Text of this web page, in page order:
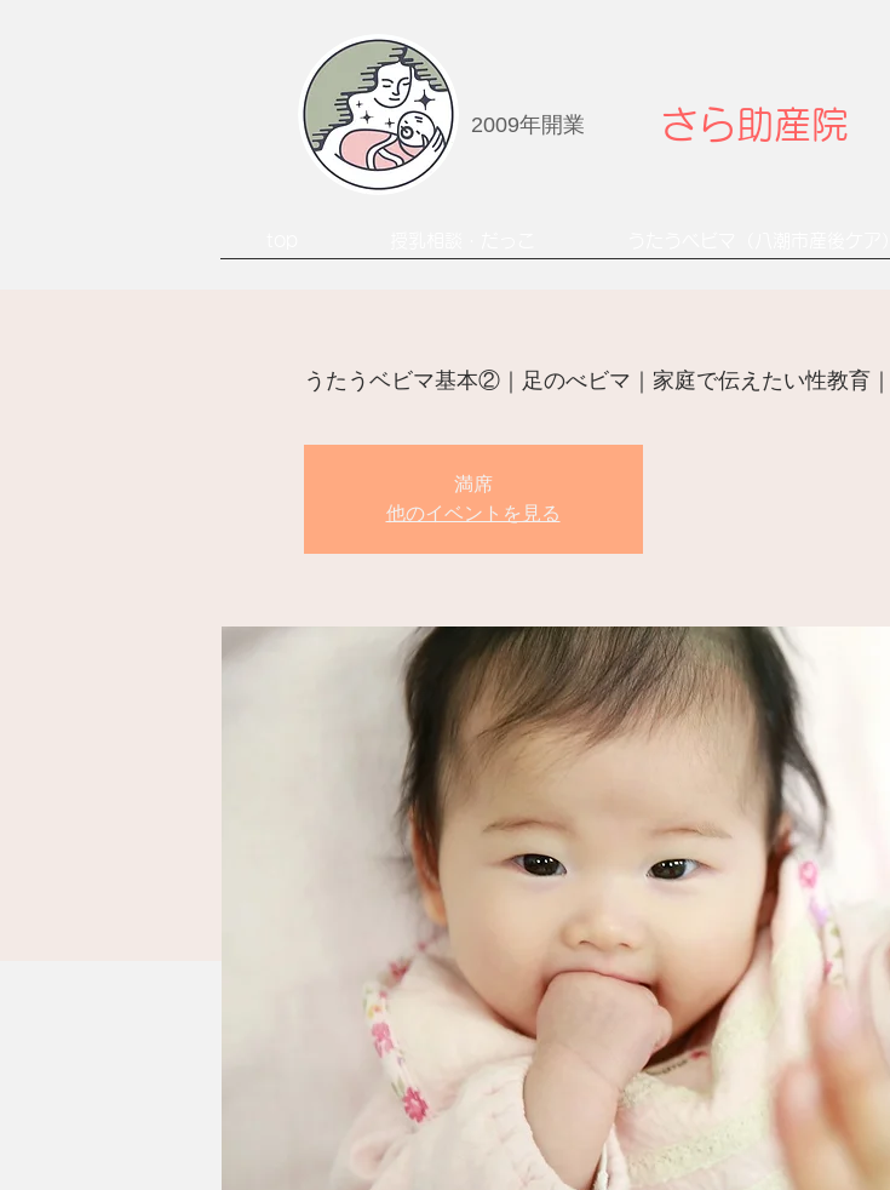
2009年開業 さら助産院
うたうベビマ基本②｜足のべビマ｜家庭で伝えたい性教育
満席
他のイベントを見る